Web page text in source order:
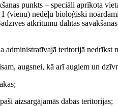
punkts – speciāli aprīkota
(vienu) nedēļu bioloģiski
atkritumu dalītās
administratīvajā teritorijā nedrīkst
augsnei, kā arī augiem un
aizsargājamās dabas teritorijas;